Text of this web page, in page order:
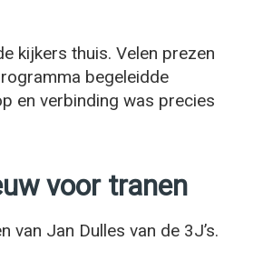
kijkers thuis. Velen prezen
begeleidde
en verbinding was precies
voor tranen
van Jan Dulles van de 3J’s.